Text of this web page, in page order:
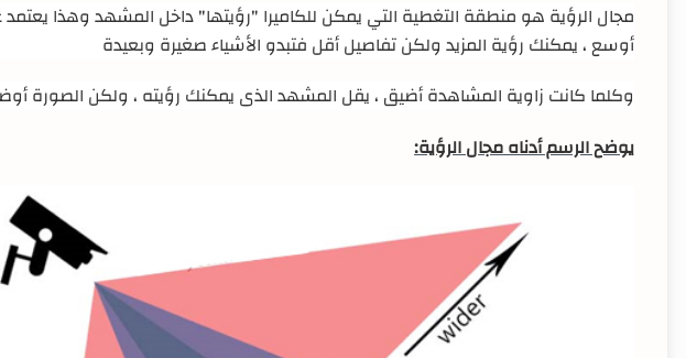
مجال الرؤية هو منطقة التغطية التي يمكن للكاميرا "رؤيتها" داخل المشهد وهذا
أوسع ، يمكنك رؤية المزيد ولكن تفاصيل أقل فتبدو الأشياء صغيرة وبعيدة
وكلما كانت زاوية المشاهدة أضيق ، يقل المشهد الذى يمكنك رؤيته ، ولكن الصورة
يوضح الرسم أدناه مجال الرؤية: